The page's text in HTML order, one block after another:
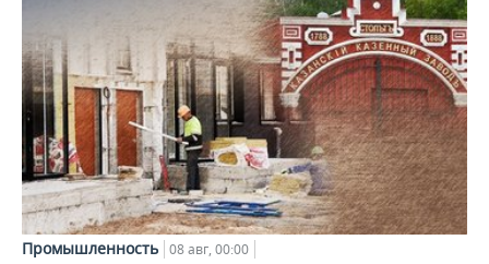
Промышленность 08 авг, 00:00